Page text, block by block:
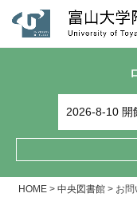
2026-8-10 開
HOME> 中央図書館> お